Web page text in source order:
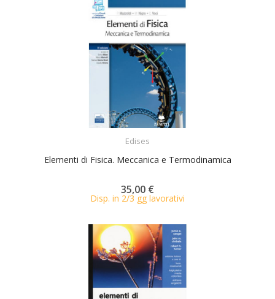
Edises
Elementi di Fisica. Meccanica e Termodinamica
35,00 €
Disp. in 2/3 gg lavorativi